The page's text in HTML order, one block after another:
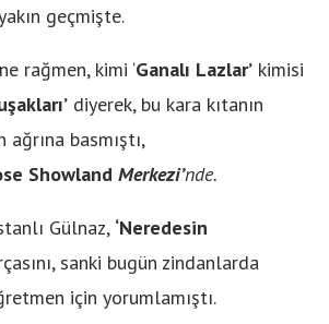
geçmişte.
rağmen, kimi ‘Ganalı Lazlar’ kimisi
diyerek, bu kara kıtanın
basmıştı,
Showland Merkezi’nde.
Gülnaz, ‘Neredesin
sanki bugün zindanlarda
için yorumlamıştı.